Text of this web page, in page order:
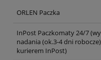
ORLEN Paczka
InPost Paczkomaty 24/7
nadania (ok.3-4 dni
kurierem InPost)